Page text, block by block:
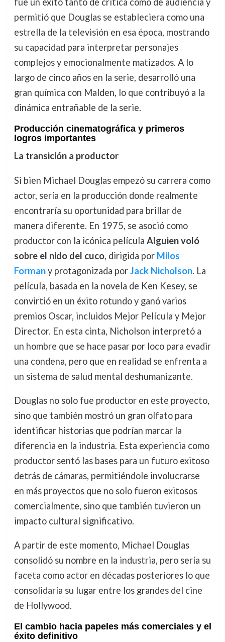
permitió que Douglas se estableciera como una
estrella de la televisión en esa época, mostrando
su capacidad para interpretar personajes
complejos y emocionalmente matizados. A lo
largo de cinco años en la serie, desarrolló una
gran química con Malden, lo que contribuyó a la
dinámica entrañable de la serie.
Producción cinematográfica y primeros
logros importantes
La transición a productor
Si bien Michael Douglas empezó su carrera como
actor, sería en la producción donde realmente
encontraría su oportunidad para brillar de
manera diferente. En 1975, se asoció como
productor con la icónica película Alguien voló
sobre el nido del cuco, dirigida por Milos
Formany protagonizada porJack Nicholson. La
película, basada en la novela de Ken Kesey, se
convirtió en un éxito rotundo y ganó varios
premios Oscar, incluidos Mejor Película y Mejor
Director. En esta cinta, Nicholson interpretó a
un hombre que se hace pasar por loco para evadir
una condena, pero que en realidad se enfrenta a
un sistema de salud mental deshumanizante.
Douglas no solo fue productor en este proyecto,
sino que también mostró un gran olfato para
identificar historias que podrían marcar la
diferencia en la industria. Esta experiencia como
productor sentó las bases para un futuro exitoso
detrás de cámaras, permitiéndole involucrarse
en más proyectos que no solo fueron exitosos
comercialmente, sino que también tuvieron un
impacto cultural significativo.
A partir de este momento, Michael Douglas
consolidó su nombre en la industria, pero sería su
faceta como actor en décadas posteriores lo que
consolidaría su lugar entre los grandes del cine
de Hollywood.
El cambio hacia papeles más comerciales y el
éxito definitivo